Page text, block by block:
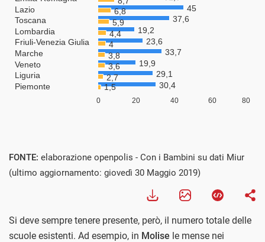
FONTE: elaborazione openpolis - Con i Bambini su dati Miur
(ultimo aggiornamento: giovedì 30 Maggio 2019)
Si deve sempre tenere presente, però, il numero totale delle
scuole esistenti. Ad esempio, in Molise le mense nei